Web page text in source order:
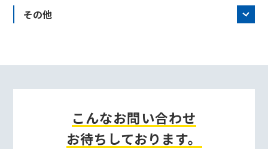
その他
こんなお問い合わせ
お待ちしております。